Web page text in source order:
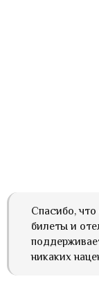
Спасибо,
билеты и
никаких